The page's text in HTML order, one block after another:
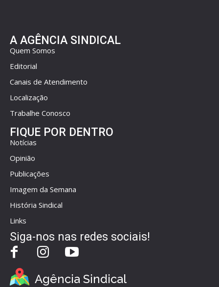
A AGÊNCIA SINDICAL
Quem Somos
Editorial
Canais de Atendimento
Localização
Trabalhe Conosco
FIQUE POR DENTRO
Notícias
Opinião
Publicações
Imagem da Semana
História Sindical
Links
Siga-nos nas redes sociais!
Agência Sindical